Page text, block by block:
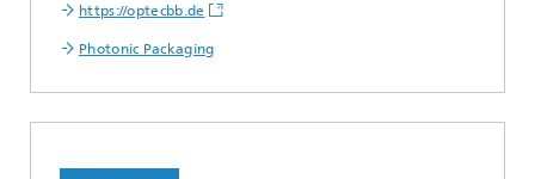
https://optecbb.de
Photonic Packaging